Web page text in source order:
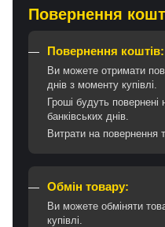
Повернення
Повернення коштів:
Ви можете отримати
днів з моменту купівлі.
Гроші будуть
банківських днів.
Витрати на повернення
Обмін товару:
Ви можете обміняти
купівлі.